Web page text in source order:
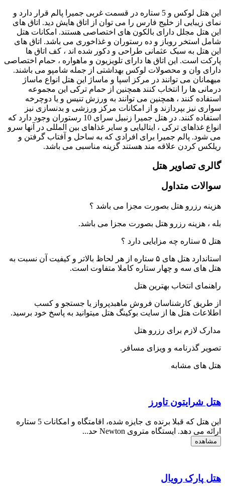
این هتل لوکس و 5 ستاره در قسمت غربی جمیرا پالم قرار دارد و
نمای زیبایی از خلیج فارس را می توان از اتاق هایش دید. اتاق های
این هتل مجلل دارای بالکون های اختصاصی هستند. امکانات هتل
شامل استخر روباز و ده رستوران و غذاخوری می باشد. اتاق های
این هتل به سبک عثمانی طراحی و دکور شده اند ، کف اتاق ها
پارکت است. این اتاق ها دارای تلویزیون و ماهواره ، حمام اختصاصی
دارای وان و محصولات لوکس بهداشتی از جمله شامپو می باشند.
میهمانان می توانند در مرکز اسپا و ماساژ این هتل انواع ماساژ
درمانی ها را انتخاب کنند همچنین از حمام ترکی این مجموعه
استفاده کنند ، همچنین می توانند به ورزش تنیس و یا دوچرخه
سواری نیز بپردازند و از امکانات مرکز ورزشی و بدنسازی نیز
استفاده کنند. در هتل جمیرا زنبیل سرای 10 رستوران وجود دارد که
انواع غذاهای ترکی ، ایتالیایی و سایر غذاهای بین المللی در آنها سرو
می شود. پالم جمیرا برای افرادی که به ساحل و آفتاب گرفتن و
ریلکس کردن علاقه مند هستند گزینه مناسبی می باشد.
گالری تصاویر هتل
سوالات متداول
هزینه رزرو هتل بصورت مجزا می باشد ؟
بله ، هزینه رزرو هتل بصورت مجزا می باشد.
هتل ۵ ستاره چه مزایایی دارد ؟
استاندارد هتل های ۵ ستاره از هر لحاظ بالاتر و کیفیت آن نسبت به
هتل های سه و چهار ستاره کاملا متفاوت است.
راهنمای انتخاب بهترین هتل
از طریق کارشناسان فروش ماهبدپرواز یا جستجو و کسب
اطلاعات هتل ها از سایت بوکینگ هتل میتوانید به پاسخ خود برسید.
مدارک لازم برای رزرو هتل
تصویر گذرنامه و ویزای مسافر.
هتل های مشابه
هتل شرایتون تاورز
این هتل که قبلا برنده ی جایزه شده، اقامتگاه و امکانات 5 ستاره
ارائه می دهد. ایستگاه متروی Newton حد...
مشاهده
هتل پارک رویال